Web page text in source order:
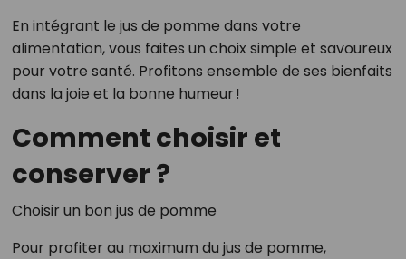
En intégrant le jus de pomme dans votre
alimentation, vous faites un choix simple et savoureux
pour votre santé. Profitons ensemble de ses bienfaits
dans la joie et la bonne humeur !
Comment choisir et
conserver ?
Choisir un bon jus de pomme
Pour profiter au maximum du jus de pomme,